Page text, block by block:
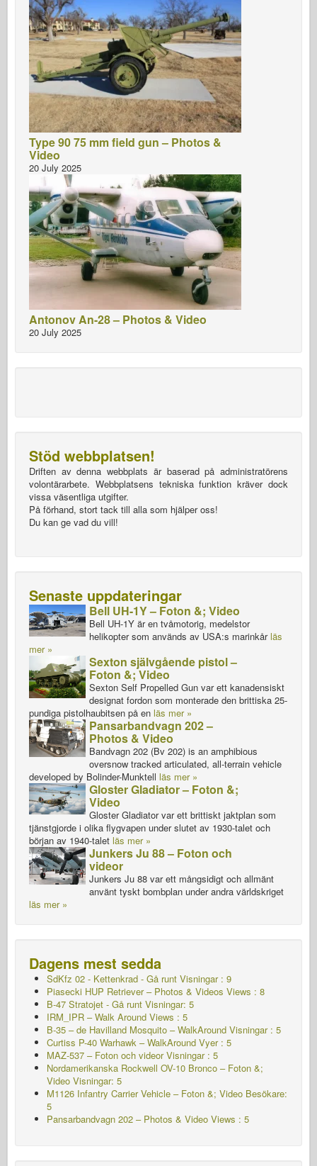
Type 90 75 mm field gun – Photos &
Video
20 July 2025
Antonov An-28 – Photos & Video
20 July 2025
Stöd webbplatsen!
Driften av denna webbplats är baserad på administratörens
volontärarbete. Webbplatsens tekniska funktion kräver dock
vissa väsentliga utgifter.
På förhand, stort tack till alla som hjälper oss!
Du kan ge vad du vill!
Senaste uppdateringar
Bell UH-1Y – Foton &; Video
Bell UH-1Y är en tvåmotorig, medelstor
helikopter som används av USA:s marinkårläs
mer »
Sexton självgående pistol –
Foton &; Video
Sexton Self Propelled Gun var ett kanadensiskt
designat fordon som monterade den brittiska 25-
pundiga pistolhaubitsen på en läs mer »
Pansarbandvagn 202 –
Photos & Video
Bandvagn 202 (Bv 202) is an amphibious
oversnow tracked articulated, all-terrain vehicle
developed by Bolinder-Munktell läs mer »
Gloster Gladiator – Foton &;
Video
Gloster Gladiator var ett brittiskt jaktplan som
tjänstgjorde i olika flygvapen under slutet av 1930-talet och
början av 1940-talet läs mer »
Junkers Ju 88 – Foton och
videor
Junkers Ju 88 var ett mångsidigt och allmänt
använt tyskt bombplan under andra världskriget
läs mer »
Dagens mest sedda
SdKfz 02 - Kettenkrad - Gå runt Visningar : 9
Piasecki HUP Retriever – Photos & Videos Views : 8
B-47 Stratojet - Gå runt Visningar: 5
IRM_IPR – Walk Around Views : 5
B-35 – de Havilland Mosquito – WalkAround Visningar : 5
Curtiss P-40 Warhawk – WalkAround Vyer : 5
MAZ-537 – Foton och videor Visningar : 5
Nordamerikanska Rockwell OV-10 Bronco – Foton &;
Video Visningar: 5
M1126 Infantry Carrier Vehicle – Foton &; Video Besökare:
5
Pansarbandvagn 202 – Photos & Video Views : 5